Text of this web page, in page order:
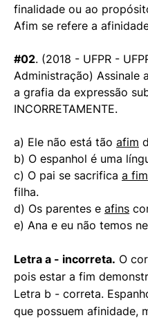
finalidade ou ao
Afim se refere a
#02. (2018 - UFPR -
Administração) Assinale
a grafia da expressão
INCORRETAMENTE.
a) Ele não está tão afim
b) O espanhol é uma
c) O pai se sacrifica a fim
filha.
d) Os parentes e afins
e) Ana e eu não temos
Letra a - incorreta. O
pois estar a fim
Letra b - correta.
que possuem afinidade,